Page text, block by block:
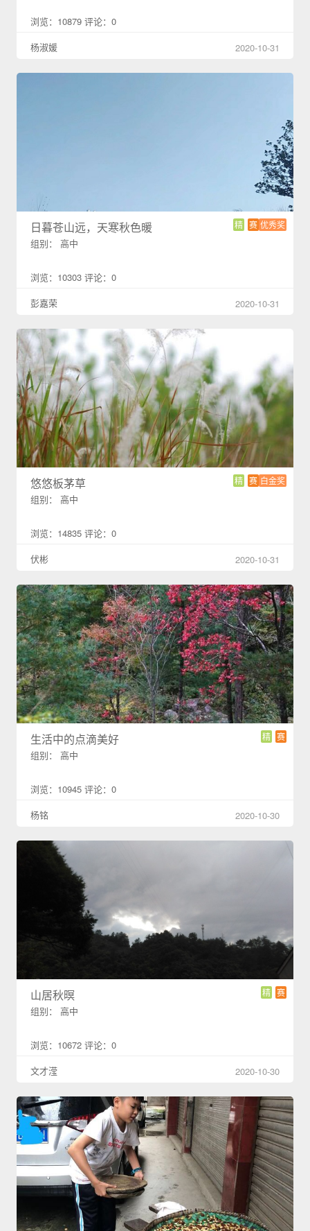
浏览：10879 评论：0
杨淑媛
2020-10-31
优秀奖
赛
精
日暮苍山远，天寒秋色暖
组别： 高中
浏览：10303 评论：0
彭嘉荣
2020-10-31
白金奖
赛
精
悠悠板茅草
组别： 高中
浏览：14835 评论：0
伏彬
2020-10-31
赛
精
生活中的点滴美好
组别： 高中
浏览：10945 评论：0
杨铭
2020-10-30
赛
精
山居秋暝
组别： 高中
浏览：10672 评论：0
文才滢
2020-10-30